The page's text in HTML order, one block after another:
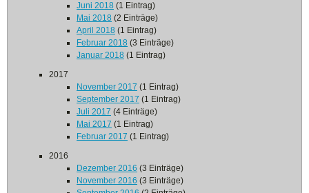
Juni 2018 (1 Eintrag)
Mai 2018 (2 Einträge)
April 2018 (1 Eintrag)
Februar 2018 (3 Einträge)
Januar 2018 (1 Eintrag)
2017
November 2017 (1 Eintrag)
September 2017 (1 Eintrag)
Juli 2017 (4 Einträge)
Mai 2017 (1 Eintrag)
Februar 2017 (1 Eintrag)
2016
Dezember 2016 (3 Einträge)
November 2016 (3 Einträge)